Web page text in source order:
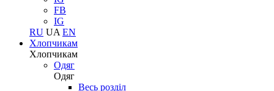
FB
IG
RU UA EN
Хлопчикам
Хлопчикам
Одяг
Одяг
Весь розділ